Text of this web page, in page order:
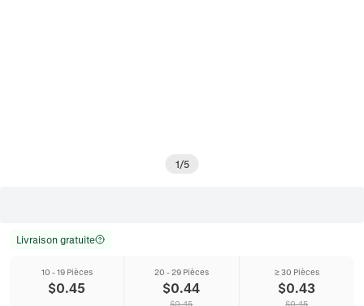
1/5
Livraison gratuite
10 - 19 Pièces
$0.45
20 - 29 Pièces
$0.44
$0.45
≥ 30 Pièces
$0.43
$0.45